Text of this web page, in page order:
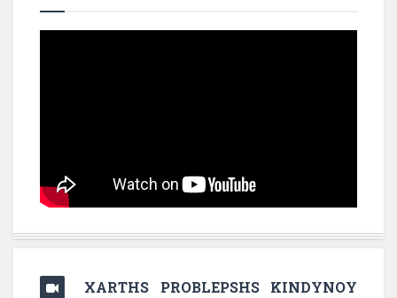
XARTHS PROBLEPSHS KINDYNOY